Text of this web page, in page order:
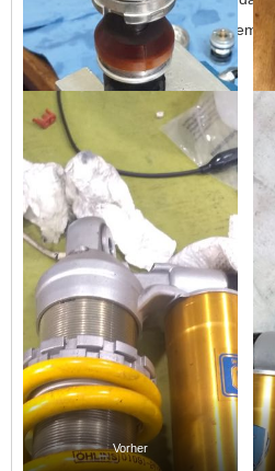
Service wieder frankiert in seinem
Rückreise zu mir!
Vorher